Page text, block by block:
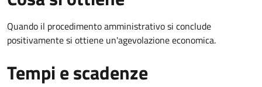
Quando il procedimento amministrativo si conclude
positivamente si ottiene un'agevolazione economica.
Tempi e scadenze